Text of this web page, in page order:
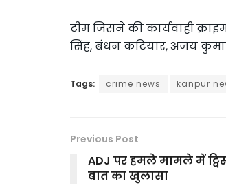
टीम जिसने की कार्यवाही
सिंह, बंधन कटियार, अजय
Tags: crime news kanpur
Previous Post
ADJ पर हमले मामले में
बात का खुलासा